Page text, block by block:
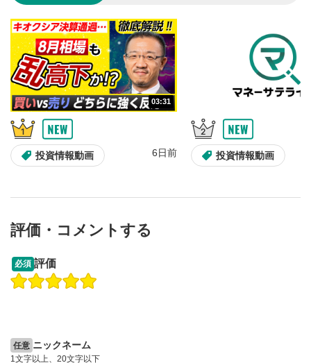
4
10秒戻し/10秒送り
10秒、動画を巻き戻し/早送りします。
5
シークバー
再生位置を示しています。再生したい位置をクリック
するとその位置から動画が再生されます。
6
画質/再生速度の設定
画質の選択/再生速度の変更ができます。
全画面表示
動画が全画面で表示されます。再度クリックすると元
のサイズに戻ります。
03:31
投資情報動画 6日前 投資情報動画
操作説明動画
評価・コメントする
必須 評価
任意 ニックネーム
1文字以上、20文字以下